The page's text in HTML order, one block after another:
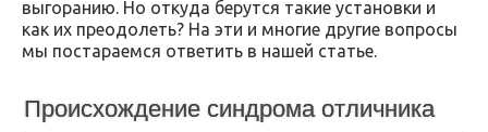
выгоранию. Но откуда берутся такие установки и
как их преодолеть? На эти и многие другие вопросы
мы постараемся ответить в нашей статье.
Происхождение синдрома отличника